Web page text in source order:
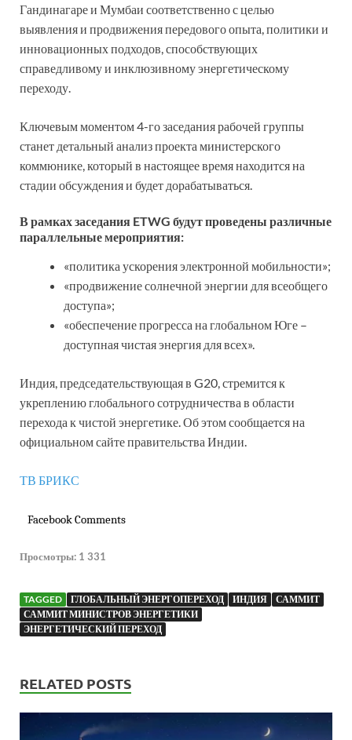
Гандинагаре и Мумбаи соответственно с целью
выявления и продвижения передового опыта, политики и
инновационных подходов, способствующих
справедливому и инклюзивному энергетическому
переходу.
Ключевым моментом 4-го заседания рабочей группы
станет детальный анализ проекта министерского
коммюнике, который в настоящее время находится на
стадии обсуждения и будет дорабатываться.
В рамках заседания ETWG будут проведены различные
параллельные мероприятия:
«политика ускорения электронной мобильности»;
«продвижение солнечной энергии для всеобщего
доступа»;
«обеспечение прогресса на глобальном Юге –
доступная чистая энергия для всех».
Индия, председательствующая в G20, стремится к
укреплению глобального сотрудничества в области
перехода к чистой энергетике. Об этом сообщается на
официальном сайте правительства Индии.
ТВ БРИКС
Facebook Comments
Просмотры: 1 331
TAGGED ГЛОБАЛЬНЫЙ ЭНЕРГОПЕРЕХОД ИНДИЯ
САММИТ
САММИТ МИНИСТРОВ ЭНЕРГЕТИКИ
ЭНЕРГЕТИЧЕСКИЙ ПЕРЕХОД
RELATED POSTS